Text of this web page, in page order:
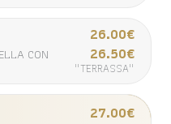
CON
26.00€
26.50€
"TERRASSA"
27.00€